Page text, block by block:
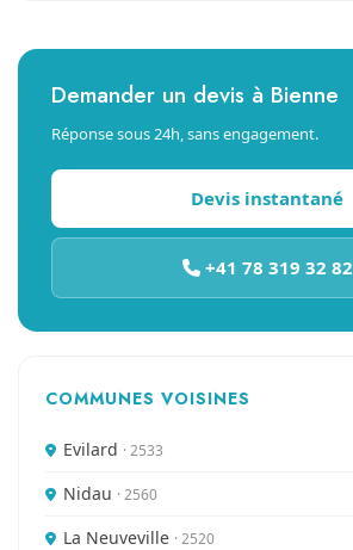
Demander un devis à Bienne
Réponse sous 24h, sans engagement.
Devis instantané
+41 78 319 32 82
COMMUNES VOISINES
Evilard · 2533
Nidau · 2560
La Neuveville · 2520